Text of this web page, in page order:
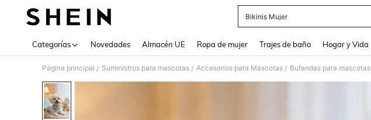
Bikinis Mujer
Categorías Novedades Almacén UE Ropa de mujer Trajes de baño Hogar y Vida
Página principal / Suministros para mascotas / Accesorios para Mascotas / Bufandas para mascotas